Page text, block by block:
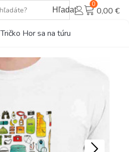
Hľadať
0
0,00 €
Tričko Hor sa na túru